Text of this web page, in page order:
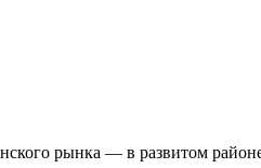
рынка — в развитом